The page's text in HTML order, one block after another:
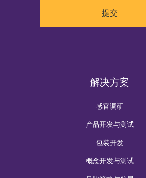
解决方案
感官调研
产品开发与测试
包装开发
概念开发与测试